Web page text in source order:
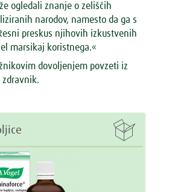
ogledali znanje o zeliščih
narodov, namesto da ga s
preskus njihovih izkustvenih
marsikaj koristnega.«
dovoljenjem povzeti iz
zdravnik.
